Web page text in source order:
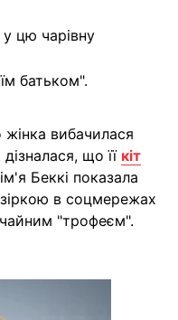
цю чарівну
батьком".
вибачилася
що її кіт
Беккі показала
в соцмережах
"трофеєм".